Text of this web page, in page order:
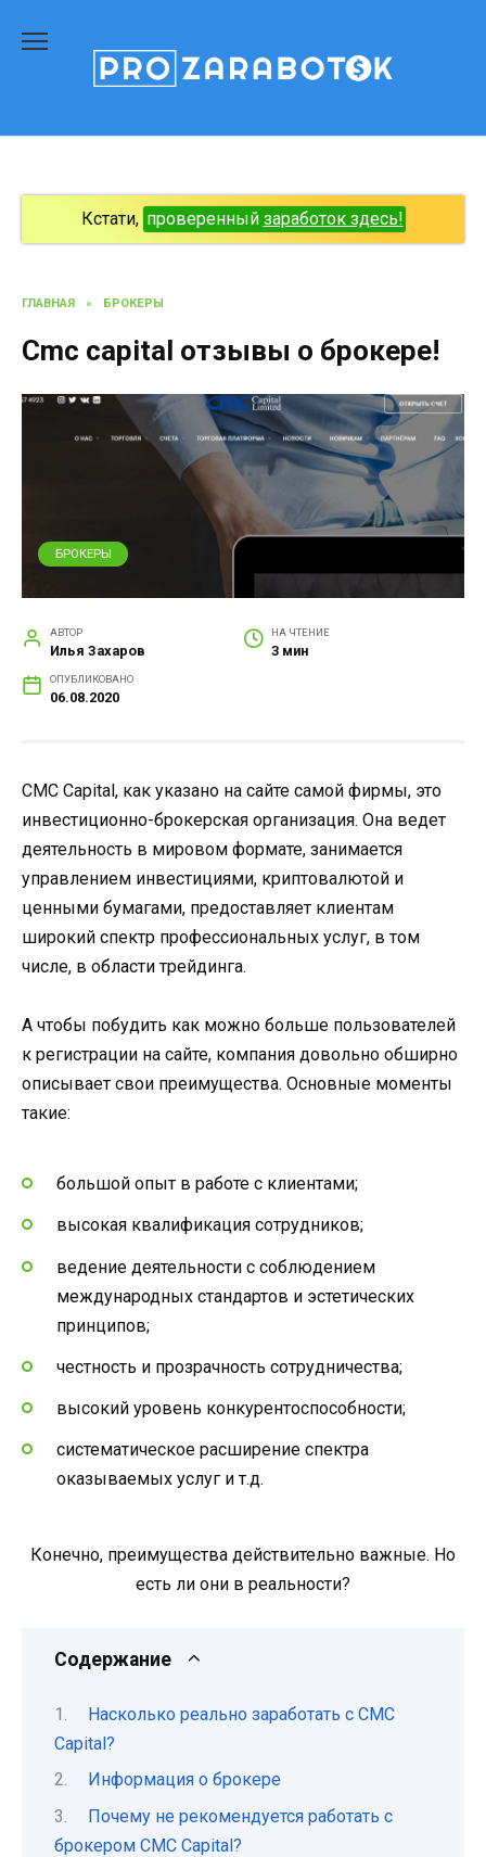
содержанию
Кстати, проверенный заработок здесь!
ГЛАВНАЯ » БРОКЕРЫ
Cmc capital отзывы о брокере!
БРОКЕРЫ
АВТОР
Илья Захаров
НА ЧТЕНИЕ
3 мин
ОПУБЛИКОВАНО
06.08.2020
CMC Capital, как указано на сайте самой фирмы, это
инвестиционно-брокерская организация. Она ведет
деятельность в мировом формате, занимается
управлением инвестициями, криптовалютой и
ценными бумагами, предоставляет клиентам
широкий спектр профессиональных услуг, в том
числе, в области трейдинга.
А чтобы побудить как можно больше пользователей
к регистрации на сайте, компания довольно обширно
описывает свои преимущества. Основные моменты
такие:
большой опыт в работе с клиентами;
высокая квалификация сотрудников;
ведение деятельности с соблюдением
международных стандартов и эстетических
принципов;
честность и прозрачность сотрудничества;
высокий уровень конкурентоспособности;
систематическое расширение спектра
оказываемых услуг и т.д.
Конечно, преимущества действительно важные. Но
есть ли они в реальности?
Содержание
Насколько реально заработать с CMC
Capital?
Информация о брокере
Почему не рекомендуется работать с
брокером CMC Capital?